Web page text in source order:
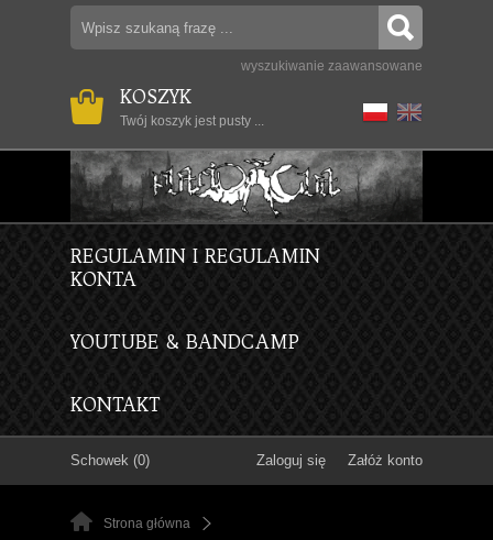
wyszukiwanie zaawansowane
KOSZYK
Twój koszyk jest pusty ...
REGULAMIN I REGULAMIN
KONTA
YOUTUBE & BANDCAMP
KONTAKT
Schowek (0) Zaloguj się Załóż konto
Strona główna